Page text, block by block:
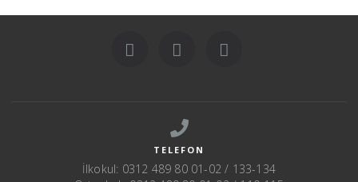
TELEFON
İlkokul: 0312 489 80 01-02 / 133-134